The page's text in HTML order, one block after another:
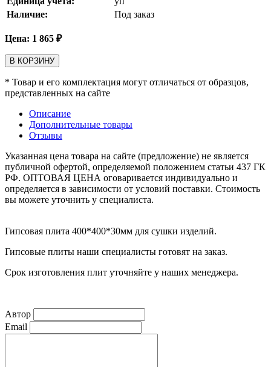
Наличие:
Под заказ
Цена: 1 865 ₽
В КОРЗИНУ
* Товар и его комплектация могут отличаться от образцов,
представленных на сайте
Описание
Дополнительные товары
Отзывы
Указанная цена товара на сайте (предложение) не является
публичной офертой, определяемой положением статьи 437 ГК
РФ. ОПТОВАЯ ЦЕНА оговаривается индивидуально и
определяется в зависимости от условий поставки. Стоимость
вы можете уточнить у специалиста.
Гипсовая плита 400*400*30мм для сушки изделий.
Гипсовые плиты наши специалисты готовят на заказ.
Срок изготовления плит уточняйте у наших менеджера.
Автор
Email